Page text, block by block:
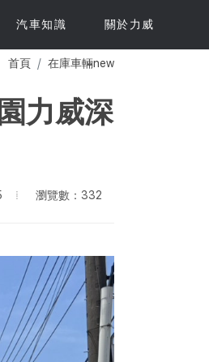
汽車知識 關於力威
首頁 在庫車輛new
力威深
瀏覽數：332